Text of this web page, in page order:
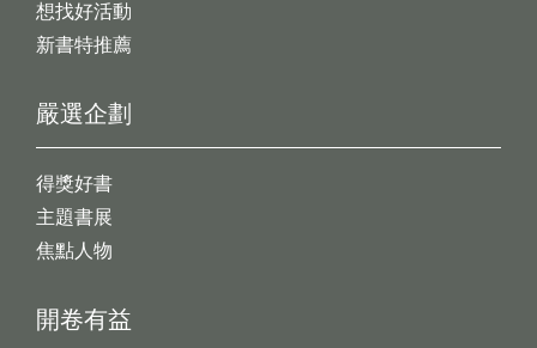
想找好活動
新書特推薦
開卷有益
嚴選企劃
得獎好書
主題書展
焦點人物